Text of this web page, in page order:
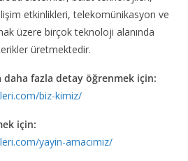
etkinlikleri, telekomünikasyon ve
üzere birçok teknoloji alanında
üretmektedir.
daha fazla detay öğrenmek için:
biz-kimiz/
için:
yayin-amacimiz/